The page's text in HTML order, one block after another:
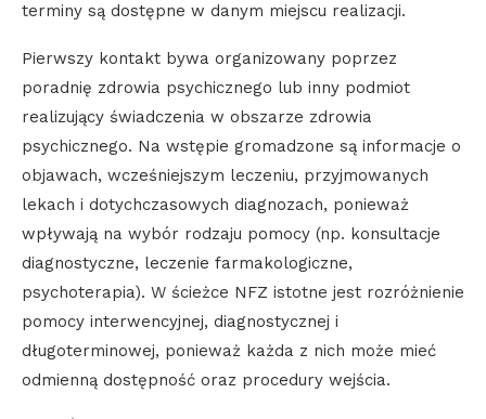
terminy są dostępne w danym miejscu realizacji.
Pierwszy kontakt bywa organizowany poprzez
poradnię zdrowia psychicznego lub inny podmiot
realizujący świadczenia w obszarze zdrowia
psychicznego. Na wstępie gromadzone są informacje o
objawach, wcześniejszym leczeniu, przyjmowanych
lekach i dotychczasowych diagnozach, ponieważ
wpływają na wybór rodzaju pomocy (np. konsultacje
diagnostyczne, leczenie farmakologiczne,
psychoterapia). W ścieżce NFZ istotne jest rozróżnienie
pomocy interwencyjnej, diagnostycznej i
długoterminowej, ponieważ każda z nich może mieć
odmienną dostępność oraz procedury wejścia.